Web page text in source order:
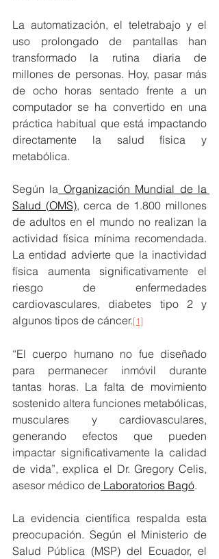
La automatización, el teletrabajo y el
uso prolongado de pantallas han
transformado la rutina diaria de
millones de personas. Hoy, pasar más
de ocho horas sentado frente a un
computador se ha convertido en una
práctica habitual que está impactando
directamente la salud física y
metabólica.
Según la Organización Mundial de la
Salud (OMS), cerca de 1.800 millones
de adultos en el mundo no realizan la
actividad física mínima recomendada.
La entidad advierte que la inactividad
física aumenta significativamente el
riesgo de enfermedades
cardiovasculares, diabetes tipo 2 y
algunos tipos de cáncer.[1]
“El cuerpo humano no fue diseñado
para permanecer inmóvil durante
tantas horas. La falta de movimiento
sostenido altera funciones metabólicas,
musculares y cardiovasculares,
generando efectos que pueden
impactar significativamente la calidad
de vida”, explica el Dr. Gregory Celis,
asesor médico de Laboratorios Bagó.
La evidencia científica respalda esta
preocupación. Según el Ministerio de
Salud Pública (MSP) del Ecuador, el